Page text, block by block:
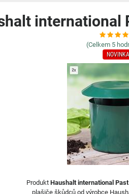
international
(Celkem 5
NOVINKA
Produkt Haushalt international
plašiče škůdců od výrobce